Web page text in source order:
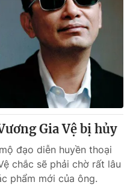
Gia Vệ bị hủy
đạo diễn huyền thoại
chắc sẽ phải chờ rất lâu
phẩm mới của ông.